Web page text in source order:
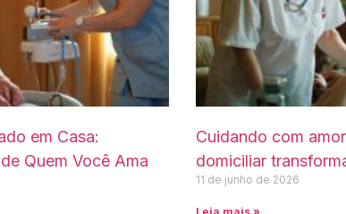
em Casa:
Quem Você Ama
Cuidando com
domiciliar
11 de junho de 2026